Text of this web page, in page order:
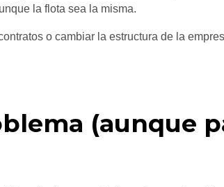
la flota sea la misma.
o cambiar la estructura de la
(aunque